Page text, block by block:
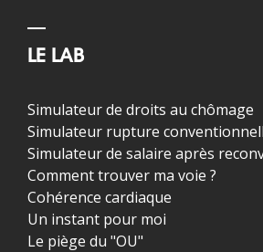
LE LAB
Simulateur de droits au chômage
Simulateur rupture
Simulateur de salaire après
Comment trouver ma voie ?
Cohérence cardiaque
Un instant pour moi
Le piège du "OU"